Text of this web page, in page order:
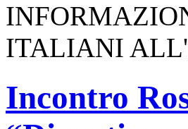
ITALIANI
Incontro